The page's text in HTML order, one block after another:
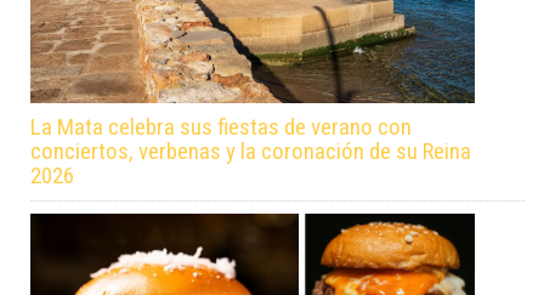
La Mata celebra sus fiestas de verano con
conciertos, verbenas y la coronación de su Reina
2026